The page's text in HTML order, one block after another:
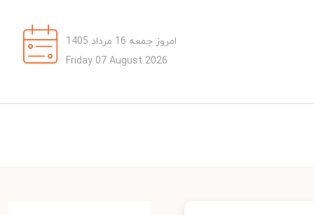
امروز جمعه 16 مرداد 1405
Friday 07 August 2026